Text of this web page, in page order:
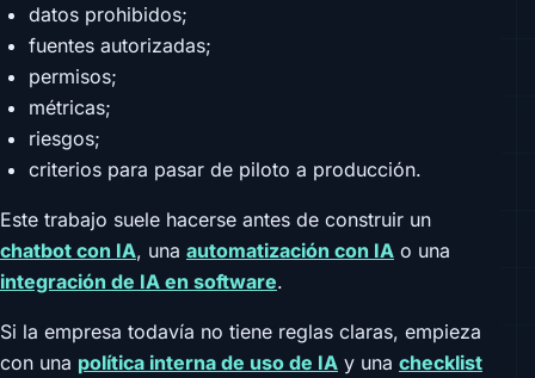
datos prohibidos;
fuentes autorizadas;
permisos;
métricas;
riesgos;
criterios para pasar de piloto a producción.
Este trabajo suele hacerse antes de construir un
chatbot con IA, una automatización con IA o una
integración de IA en software.
Si la empresa todavía no tiene reglas claras, empieza
con una política interna de uso de IA y una checklist